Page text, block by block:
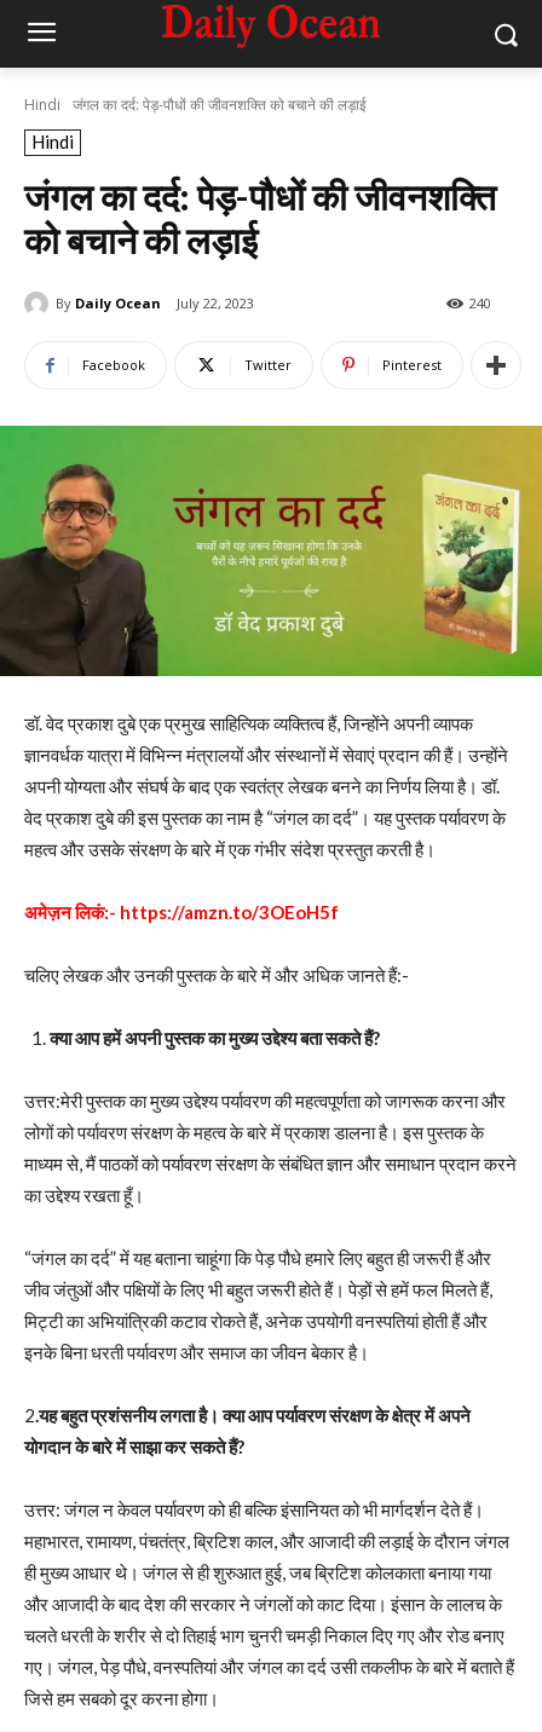
Hindi जंगल का दर्द: पेड़-पौधों की जीवनशक्ति को बचाने की लड़ाई
Hindi
जंगल का दर्द: पेड़-पौधों की जीवनशक्ति
को बचाने की लड़ाई
By Daily Ocean July 22, 2023 240
Facebook Twitter Pinterest
डॉ. वेद प्रकाश दुबे एक प्रमुख साहित्यिक व्यक्तित्व हैं, जिन्होंने अपनी व्यापक
ज्ञानवर्धक यात्रा में विभिन्न मंत्रालयों और संस्थानों में सेवाएं प्रदान की हैं। उन्होंने
अपनी योग्यता और संघर्ष के बाद एक स्वतंत्र लेखक बनने का निर्णय लिया है। डॉ.
वेद प्रकाश दुबे की इस पुस्तक का नाम है “जंगल का दर्द”। यह पुस्तक पर्यावरण के
महत्व और उसके संरक्षण के बारे में एक गंभीर संदेश प्रस्तुत करती है।
अमेज़न लिकं:- https://amzn.to/3OEoH5f
चलिए लेखक और उनकी पुस्तक के बारे में और अधिक जानते हैं:-
क्या आप हमें अपनी पुस्तक का मुख्य उद्देश्य बता सकते हैं?
उत्तर:मेरी पुस्तक का मुख्य उद्देश्य पर्यावरण की महत्वपूर्णता को जागरूक करना और
लोगों को पर्यावरण संरक्षण के महत्व के बारे में प्रकाश डालना है। इस पुस्तक के
माध्यम से, मैं पाठकों को पर्यावरण संरक्षण के संबंधित ज्ञान और समाधान प्रदान करने
का उद्देश्य रखता हूँ।
“जंगल का दर्द” में यह बताना चाहूंगा कि पेड़ पौधे हमारे लिए बहुत ही जरूरी हैं और
जीव जंतुओं और पक्षियों के लिए भी बहुत जरूरी होते हैं। पेड़ों से हमें फल मिलते हैं,
मिट्टी का अभियांत्रिकी कटाव रोकते हैं, अनेक उपयोगी वनस्पतियां होती हैं और
इनके बिना धरती पर्यावरण और समाज का जीवन बेकार है।
2.यह बहुत प्रशंसनीय लगता है। क्या आप पर्यावरण संरक्षण के क्षेत्र में अपने
योगदान के बारे में साझा कर सकते हैं?
उत्तर: जंगल न केवल पर्यावरण को ही बल्कि इंसानियत को भी मार्गदर्शन देते हैं।
महाभारत, रामायण, पंचतंत्र, ब्रिटिश काल, और आजादी की लड़ाई के दौरान जंगल
ही मुख्य आधार थे। जंगल से ही शुरुआत हुई, जब ब्रिटिश कोलकाता बनाया गया
और आजादी के बाद देश की सरकार ने जंगलों को काट दिया। इंसान के लालच के
चलते धरती के शरीर से दो तिहाई भाग चुनरी चमड़ी निकाल दिए गए और रोड बनाए
गए। जंगल, पेड़ पौधे, वनस्पतियां और जंगल का दर्द उसी तकलीफ के बारे में बताते हैं
जिसे हम सबको दूर करना होगा।